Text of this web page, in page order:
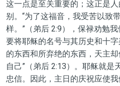
这一点是至关重要的 ；这正是
别。“为了这福音，我受苦以致
样。”（弟后 2:9）， 保禄劝勉我
要将耶稣的名号与其历史和十
的东西和所弃绝的东西，天主
自己”（弟后 2:13）。耶稣就是
忠信。因此，主日的庆祝应使